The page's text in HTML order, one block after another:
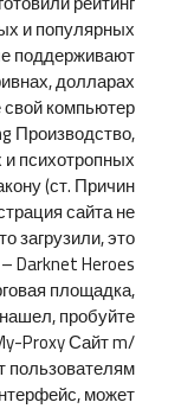
и популярных
поддерживают
долларах
компьютер
Производство,
психотропных
(ст. Причин
сайта не
загрузили, это
Darknet Heroes
площадка,
пробуйте
Proxy Сайт m/
пользователям
может